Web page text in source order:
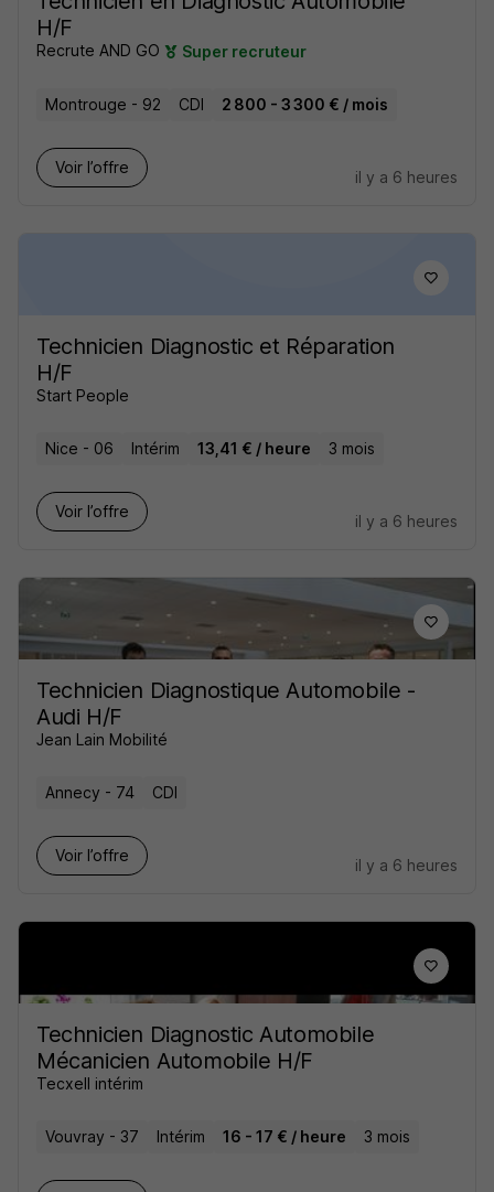
H/F
Recrute AND GO Super recruteur
Montrouge - 92 CDI 2 800 - 3 300 € / mois
Voir l’offre
il y a 6 heures
Technicien Diagnostic et Réparation
H/F
Start People
Nice - 06 Intérim 13,41 € / heure 3 mois
Voir l’offre
il y a 6 heures
Technicien Diagnostique Automobile -
Audi H/F
Jean Lain Mobilité
Annecy - 74 CDI
Voir l’offre
il y a 6 heures
Technicien Diagnostic Automobile
Mécanicien Automobile H/F
Tecxell intérim
Vouvray - 37 Intérim 16 - 17 € / heure 3 mois